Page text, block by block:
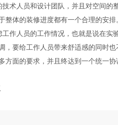
术人员和设计团队，并且对空间
体的装修进度都有一个合理的安排
作人员的工作情况，也就是说在
要给工作人员带来舒适感的同时也
方面的要求，并且终达到一个统一